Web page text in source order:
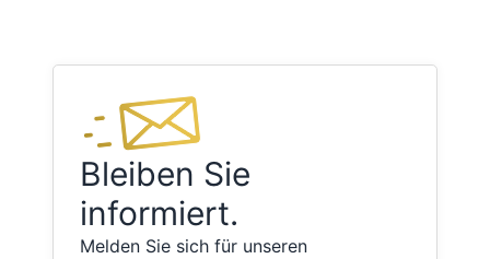
Bleiben Sie
informiert.
Melden Sie sich für unseren